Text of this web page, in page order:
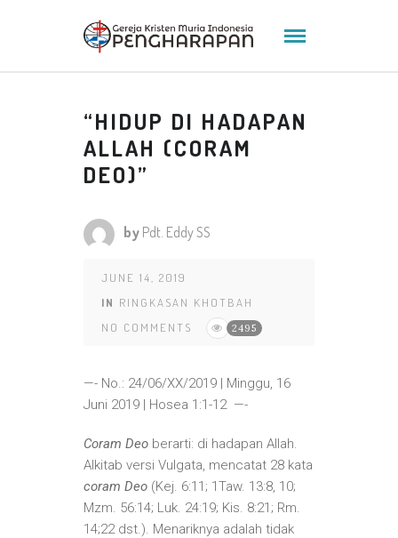
“HIDUP DI HADAPAN
ALLAH (CORAM
DEO)”
by Pdt. Eddy SS
JUNE 14, 2019
IN RINGKASAN KHOTBAH
NO COMMENTS
2495
—- No.: 24/06/XX/2019 | Minggu, 16
Juni 2019 | Hosea 1:1-12 —-
Coram Deo berarti: di hadapan Allah.
Alkitab versi Vulgata, mencatat 28 kata
coram Deo (Kej. 6:11; 1Taw. 13:8, 10;
Mzm. 56:14; Luk. 24:19; Kis. 8:21; Rm.
14;22 dst.). Menariknya adalah tidak